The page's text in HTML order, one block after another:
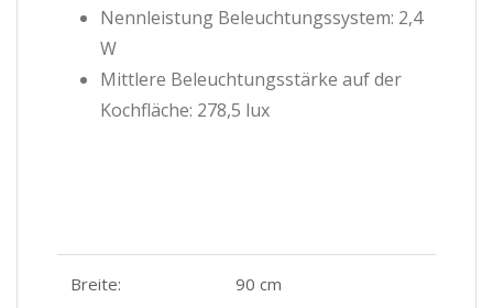
Nennleistung Beleuchtungssystem: 2,4
W
Mittlere Beleuchtungsstärke auf der
Kochfläche: 278,5 lux
Breite: 90 cm